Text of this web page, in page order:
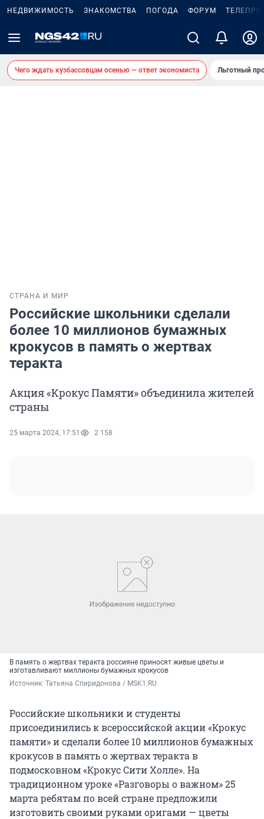
НЕДВИЖИМОСТЬ ЗНАКОМСТВА ПОГОДА ФОРУМ
Чего ждать кузбассовцам осенью — ответ экономиста Льготный
СТРАНА И МИР
Российские школьники сделали
более 10 миллионов бумажных
крокусов в память о жертвах
теракта
Акция «Крокус Памяти» объединила жителей
страны
25 марта 2024, 17:51 2 158
В память о жертвах теракта россияне приносят живые цветы и
изготавливают миллионы бумажных крокусов
Источник: Татьяна Спиридонова / MSK1.RU
Российские школьники и студенты
присоединились к всероссийской акции «Крокус
памяти» и сделали более 10 миллионов бумажных
крокусов в память о жертвах теракта в
подмосковном «Крокус Сити Холле». На
традиционном уроке «Разговоры о важном» 25
марта ребятам по всей стране предложили
изготовить своими руками оригами — цветы